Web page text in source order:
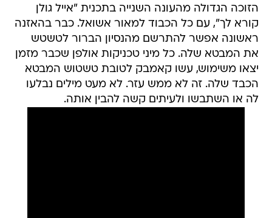
הזוכה הגדולה מהעונה השנייה בתכנית "אייל גולן
קורא לך", עם כל הכבוד למאור אשואל. כבר בהאזנה
ראשונה אפשר להתרשם מהנסיון הברור לטשטש
את המבטא שלה. כל מיני טכניקות אולפן שכבר מזמן
יצאו משימוש, עשו קאמבק לטובת טשטוש המבטא
הכבד שלה. זה לא ממש עזר. לא מעט מילים נבלעו
לה או השתבשו ולעיתים קשה להבין אותה.